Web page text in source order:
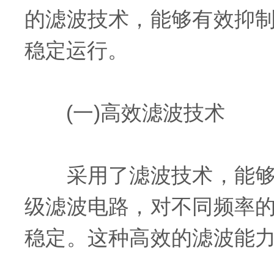
的滤波技术，能够有效抑
稳定运行。
(一)高效滤波技术
采用了滤波技术，能够
级滤波电路，对不同频率
稳定。这种高效的滤波能